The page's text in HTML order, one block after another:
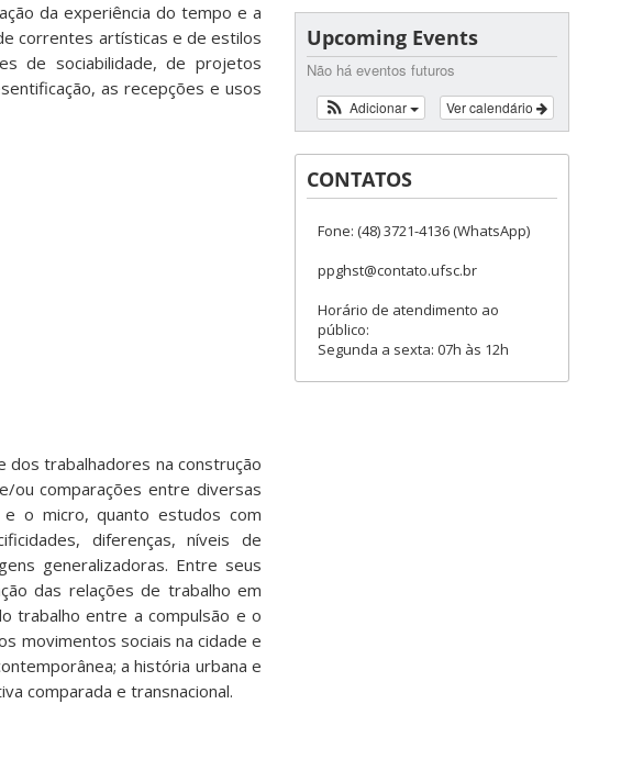
da experiência do tempo e a
correntes artísticas e de estilos
de sociabilidade, de projetos
as recepções e usos
dos trabalhadores na construção
ou comparações entre diversas
o micro, quanto estudos com
diferenças, níveis de
generalizadoras. Entre seus
das relações de trabalho em
trabalho entre a compulsão e o
movimentos sociais na cidade e
a história urbana e
comparada e transnacional.
Upcoming Events
Não há eventos futuros
Ver calendário
Adicionar
CONTATOS
Fone: (48) 3721-4136 (WhatsApp)
ppghst@contato.ufsc.br
Horário de atendimento ao
público:
Segunda a sexta: 07h às 12h